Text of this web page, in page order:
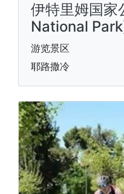
伊特里姆国家
National
游览景区
耶路撒冷